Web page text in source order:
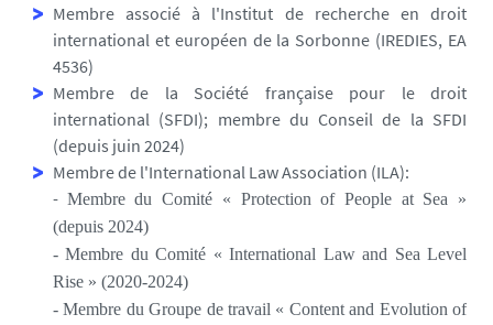
Membre associé à l'Institut de recherche en droit
international et européen de la Sorbonne (IREDIES, EA
4536)
Membre de la Société française pour le droit
international (SFDI); membre du Conseil de la SFDI
(depuis juin 2024)
Membre de l'International Law Association (ILA):
- Membre du Comité « Protection of People at Sea »
(depuis 2024)
- Membre du Comité « International Law and Sea Level
Rise » (2020-2024)
-Membre du Groupe de travail « Content and Evolution of